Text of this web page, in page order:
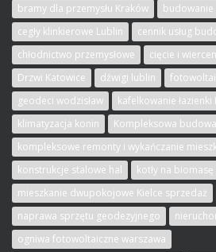
bramy dla przemysłu Kraków
cegły klinkierowe Lublin
cennik usług
chłodnictwo przemysłowe
cięcie i
Drzwi Katowice
dźwigi lublin
geodeci wodzisław
kafelkowanie łazienki
klimatyzacja konin
Kompleksowa
kompleksowe remonty i wykańczanie
konstrukcje stalowe hal
kotły na biomasę
mieszkanie dwupokojowe Kielce sprzedaż
naprawa sprzętu geodezyjnego
ogniwa fotowoltaiczne warszawa